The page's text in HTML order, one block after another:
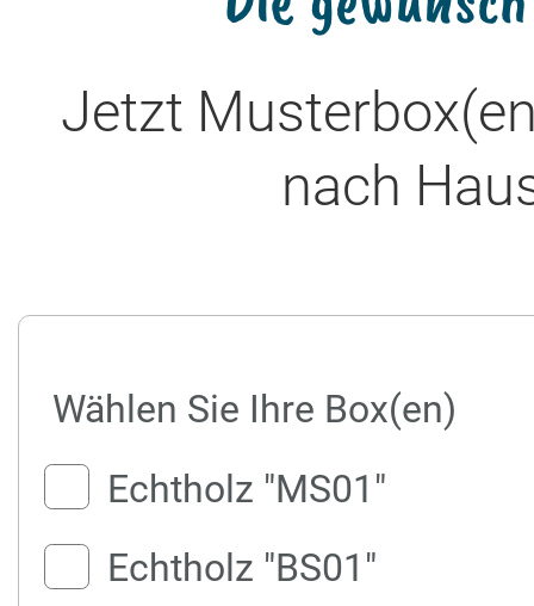
Jetzt
nach